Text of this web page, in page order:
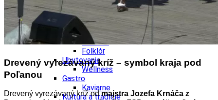
Hrady
Podujatia
Výstava
Galéria
Festival
Folklór
Ubytovanie
Wellness
Gastro
Kaviarne
Kultúra a tradície
Drevený vyrezávaný kríž – symbol kraja pod
Poľanou
Drevený vyrezávaný kríž odmajstra Jozefa Krnáča z